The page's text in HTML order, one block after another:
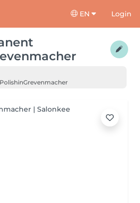
EN Login
inGrevenmacher